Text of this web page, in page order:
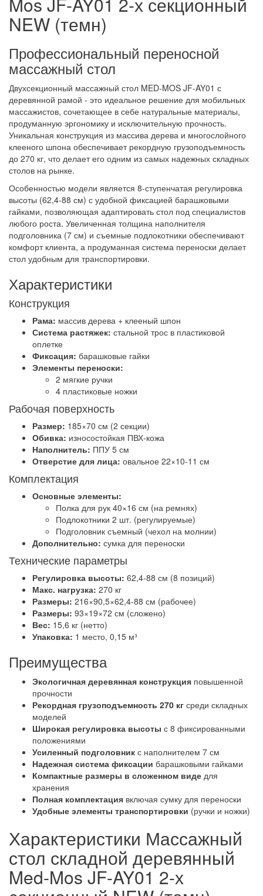
NEW (темн)
Профессиональный переносной
массажный стол
Двухсекционный массажный стол MED-MOS JF-AY01 с
деревянной рамой - это идеальное решение для мобильных
массажистов, сочетающее в себе натуральные материалы,
продуманную эргономику и исключительную прочность.
Уникальная конструкция из массива дерева и многослойного
клееного шпона обеспечивает рекордную грузоподъемность
до 270 кг, что делает его одним из самых надежных складных
столов на рынке.
Особенностью модели является 8-ступенчатая регулировка
высоты (62,4-88 см) с удобной фиксацией барашковыми
гайками, позволяющая адаптировать стол под специалистов
любого роста. Увеличенная толщина наполнителя
подголовника (7 см) и съемные подлокотники обеспечивают
комфорт клиента, а продуманная система переноски делает
стол удобным для транспортировки.
Характеристики
Конструкция
Рама: массив дерева + клееный шпон
Система растяжек: стальной трос в пластиковой
оплетке
Фиксация: барашковые гайки
Элементы переноски:
2 мягкие ручки
4 пластиковые ножки
Рабочая поверхность
Размер: 185×70 см (2 секции)
Обивка: износостойкая ПВХ-кожа
Наполнитель: ППУ 5 см
Отверстие для лица: овальное 22×10-11 см
Комплектация
Основные элементы:
Полка для рук 40×16 см (на ремнях)
Подлокотники 2 шт. (регулируемые)
Подголовник съемный (чехол на молнии)
Дополнительно: сумка для переноски
Технические параметры
Регулировка высоты: 62,4-88 см (8 позиций)
Макс. нагрузка: 270 кг
Размеры: 216×90,5×62,4-88 см (рабочее)
Размеры: 93×19×72 см (сложено)
Вес: 15,6 кг (нетто)
Упаковка: 1 место, 0,15 м³
Преимущества
Экологичная деревянная конструкция повышенной
прочности
Рекордная грузоподъемность 270 кг среди складных
моделей
Широкая регулировка высоты с 8 фиксированными
положениями
Усиленный подголовник с наполнителем 7 см
Надежная система фиксации барашковыми гайками
Компактные размеры в сложенном виде для
хранения
Полная комплектация включая сумку для переноски
Удобные элементы транспортировки (ручки и ножки)
Характеристики Массажный
стол складной деревянный
Med-Mos JF-AY01 2-х